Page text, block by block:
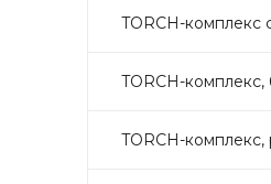
TORCH-комплекс
TORCH-комплекс,
TORCH-